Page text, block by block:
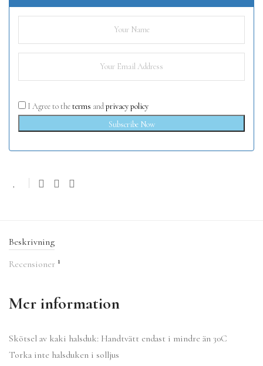
I Agree to theterms andprivacy policy
Subscribe Now
Beskrivning
Recensioner 1
Mer information
Skötsel av kaki halsduk: Handtvätt endast i mindre än 30C
Torka inte halsduken i solljus